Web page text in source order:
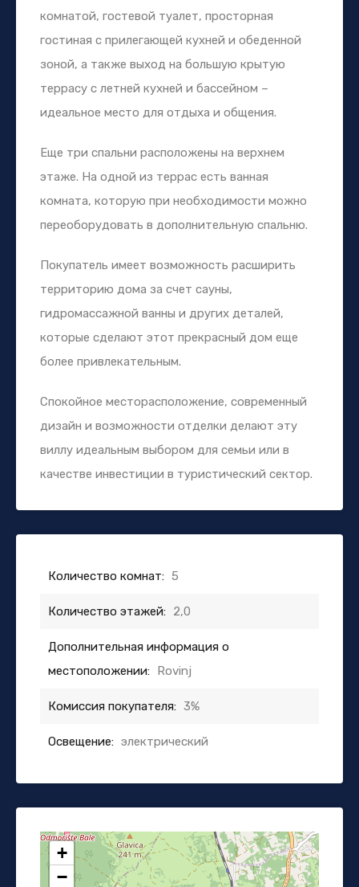
комнатой, гостевой туалет, просторная
гостиная с прилегающей кухней и обеденной
зоной, а также выход на большую крытую
террасу с летней кухней и бассейном –
идеальное место для отдыха и общения.
Еще три спальни расположены на верхнем
этаже. На одной из террас есть ванная
комната, которую при необходимости можно
переоборудовать в дополнительную спальню.
Покупатель имеет возможность расширить
территорию дома за счет сауны,
гидромассажной ванны и других деталей,
которые сделают этот прекрасный дом еще
более привлекательным.
Спокойное месторасположение, современный
дизайн и возможности отделки делают эту
виллу идеальным выбором для семьи или в
качестве инвестиции в туристический сектор.
Количество комнат: 5
Количество этажей: 2,0
Дополнительная информация о
местоположении: Rovinj
Комиссия покупателя: 3%
Освещение: электрический
+
−